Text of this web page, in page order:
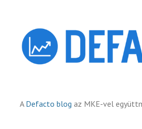
A Defacto blog az MKE-vel